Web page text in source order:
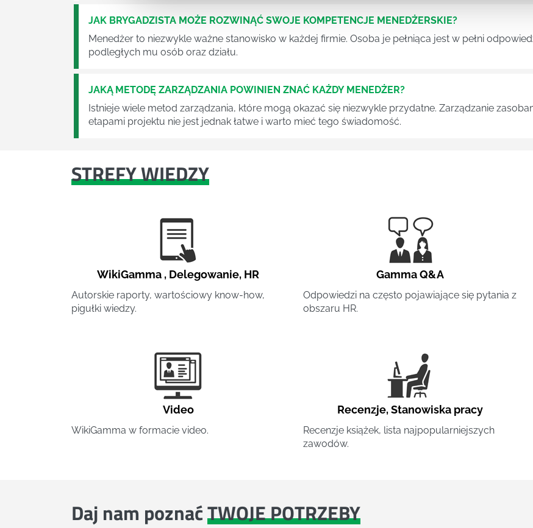
JAK BRYGADZISTA MOŻE ROZWINĄĆ SWOJE KOMPETENCJE MENEDŻERSKIE?
Menedżer to niezwykle ważne stanowisko w każdej firmie. Osoba je pełniąca jest w pełni
podległych mu osób oraz działu.
JAKĄ METODĘ ZARZĄDZANIA POWINIEN ZNAĆ KAŻDY MENEDŻER?
Istnieje wiele metod zarządzania, które mogą okazać się niezwykle przydatne. Zarządzanie
etapami projektu nie jest jednak łatwe i warto mieć tego świadomość.
STREFY WIEDZY
WikiGamma , Delegowanie, HR
Autorskie raporty, wartościowy know-how,
pigułki wiedzy.
Gamma Q&A
Odpowiedzi na często pojawiające się pytania z
obszaru HR.
Video
WikiGamma w formacie video.
Recenzje,Stanowiska pracy
Recenzje książek, lista najpopularniejszych
zawodów.
Daj nam poznaćTWOJE POTRZEBY